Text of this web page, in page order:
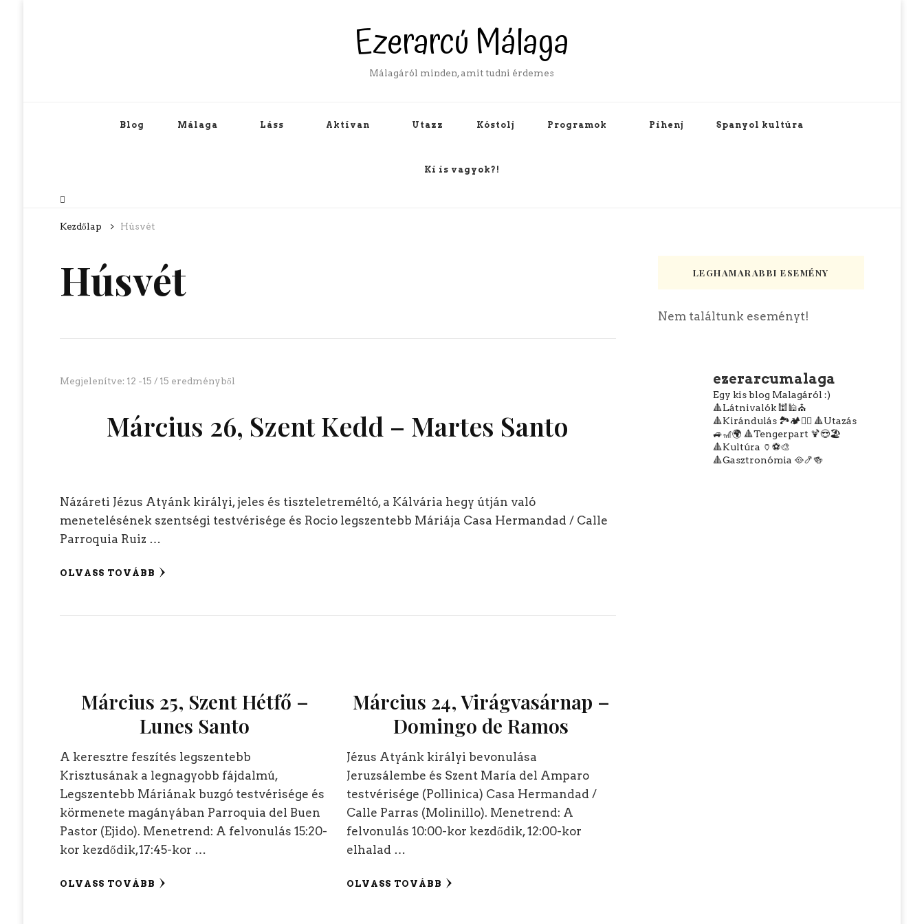
Ezerarcú Málaga
Málagáról minden, amit tudni érdemes
Blog Málaga Láss Aktívan Utazz Kóstolj Programok Pihenj Spanyol kultúra
Ki is vagyok?!
Kezdőlap Húsvét
Húsvét
Megjelenítve: 12 -15 / 15 eredményből
Március 26, Szent Kedd – Martes Santo
Názáreti Jézus Atyánk királyi, jeles és tiszteletreméltó, a Kálvária hegy útján való
menetelésének szentségi testvérisége és Rocio legszentebb Máriája Casa Hermandad / Calle
Parroquia Ruiz …
OLVASS TOVÁBB
Március 25, Szent Hétfő –
Lunes Santo
A keresztre feszítés legszentebb
Krisztusának a legnagyobb fájdalmú,
Legszentebb Máriának buzgó testvérisége és
körmenete magányában Parroquia del Buen
Pastor (Ejido). Menetrend: A felvonulás 15:20-
kor kezdődik,17:45-kor …
OLVASS TOVÁBB
Március 24, Virágvasárnap –
Domingo de Ramos
Jézus Atyánk királyi bevonulása
Jeruzsálembe és Szent María del Amparo
testvérisége (Pollinica) Casa Hermandad /
Calle Parras (Molinillo). Menetrend: A
felvonulás 10:00-kor kezdődik, 12:00-kor
elhalad …
OLVASS TOVÁBB
LEGHAMARABBI ESEMÉNY
Nem találtunk eseményt!
ezerarcumalaga
Egy kis blog Malagáról :)
🔺Látnivalók 🕍🕌⛪
🔺Kirándulás 🏞️🏕️🧗‍♀️ 🔺Utazás
🚙🎢🌍 🔺Tengerpart 🍹😎🏖️
🔺Kultúra 🏺⚽🎨
🔺Gasztronómia 🥘🍤🍻